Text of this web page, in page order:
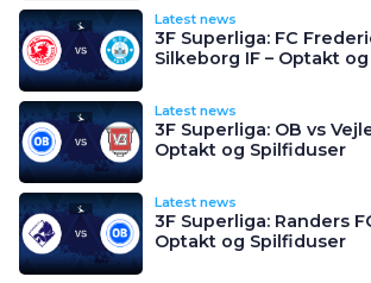
Latest news
3F Superliga: FC
Silkeborg IF – Optakt
Latest news
3F Superliga: OB vs
Optakt og Spilfiduser
Latest news
3F Superliga: Randers
Optakt og Spilfiduser